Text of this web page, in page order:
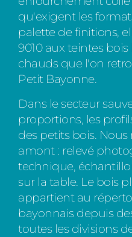
qu'exigent les
palette de finitions,
9010 aux teintes bois
chauds que l'on
Petit Bayonne.
Dans le secteur
proportions, les
des petits bois.
amont : relevé
technique,
sur la table. Le bois
appartient au
bayonnais depuis
toutes les divisions